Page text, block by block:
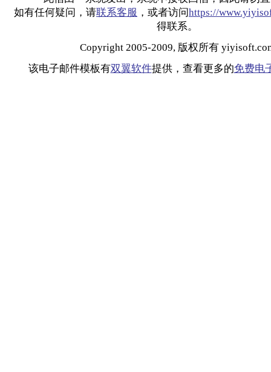
如有任何疑问，请联系客服 ，或者访问https://
得联系。
Copyright 2005-2009, 版权所有
该电子邮件模板有双翼软件提供，查看更多的免费电